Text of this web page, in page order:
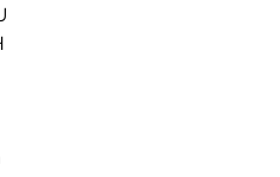
jede Phase Ihres
über Intervall-Läufe bis
– jede Einheit hilft Ihnen,
in Einklang zu bringen und
langfristig zielgerichteter